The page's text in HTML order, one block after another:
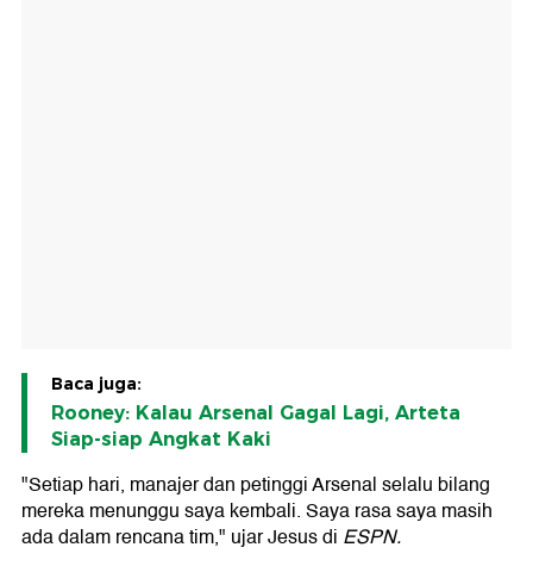
Baca juga:
Rooney: Kalau Arsenal Gagal Lagi, Arteta
Siap-siap Angkat Kaki
"Setiap hari, manajer dan petinggi Arsenal selalu bilang
mereka menunggu saya kembali. Saya rasa saya masih
ada dalam rencana tim," ujar Jesus di ESPN.